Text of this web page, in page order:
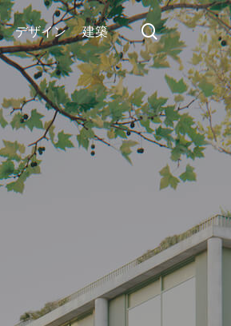
デザイン 建築 search